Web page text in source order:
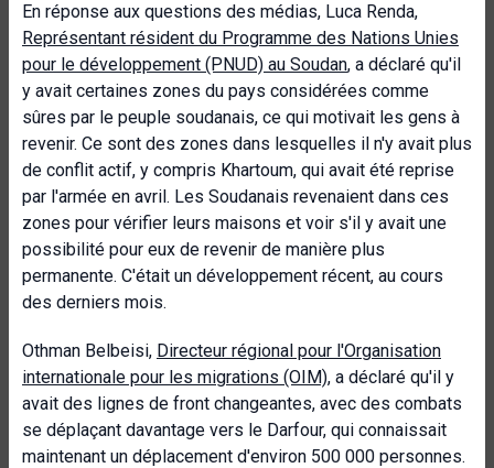
En réponse aux questions des médias, Luca Renda,
Représentant résident du Programme des Nations Unies
pour le développement (PNUD) au Soudan, a déclaré qu'il
y avait certaines zones du pays considérées comme
sûres par le peuple soudanais, ce qui motivait les gens à
revenir. Ce sont des zones dans lesquelles il n'y avait plus
de conflit actif, y compris Khartoum, qui avait été reprise
par l'armée en avril. Les Soudanais revenaient dans ces
zones pour vérifier leurs maisons et voir s'il y avait une
possibilité pour eux de revenir de manière plus
permanente. C'était un développement récent, au cours
des derniers mois.
Othman Belbeisi, Directeur régional pour l'Organisation
internationale pour les migrations (OIM), a déclaré qu'il y
avait des lignes de front changeantes, avec des combats
se déplaçant davantage vers le Darfour, qui connaissait
maintenant un déplacement d'environ 500 000 personnes.